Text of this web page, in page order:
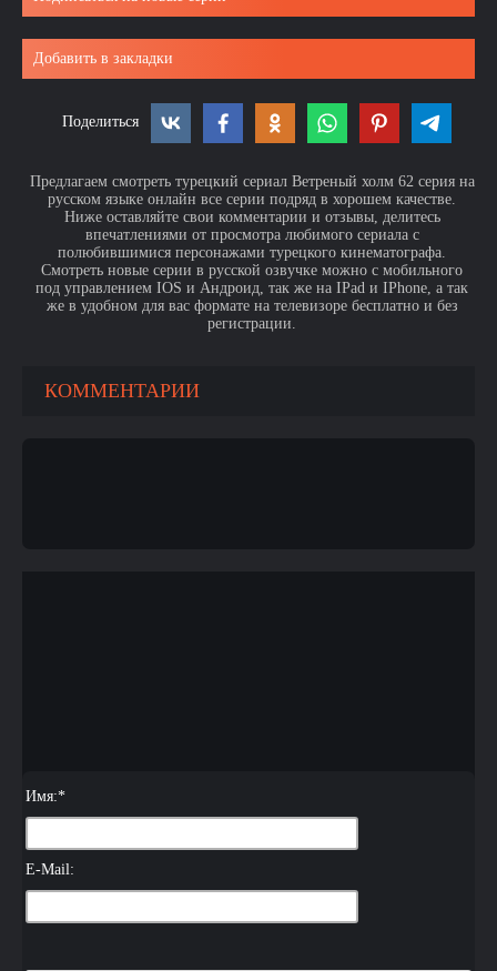
Добавить в закладки
Поделиться
Предлагаем смотреть турецкий сериал Ветреный холм 62 серия на
русском языке онлайн все серии подряд в хорошем качестве.
Ниже оставляйте свои комментарии и отзывы, делитесь
впечатлениями от просмотра любимого сериала с
полюбившимися персонажами турецкого кинематографа.
Смотреть новые серии в русской озвучке можно с мобильного
под управлением IOS и Андроид, так же на IPad и IPhone, а так
же в удобном для вас формате на телевизоре бесплатно и без
регистрации.
КОММЕНТАРИИ
Имя:*
E-Mail: